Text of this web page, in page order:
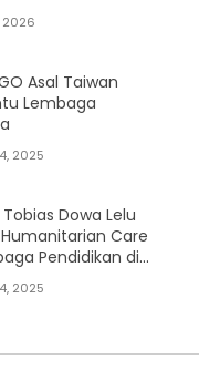
2026
Asal Taiwan
Lembaga
2025
Tobias Dowa Lelu
Care
Pendidikan di
2025